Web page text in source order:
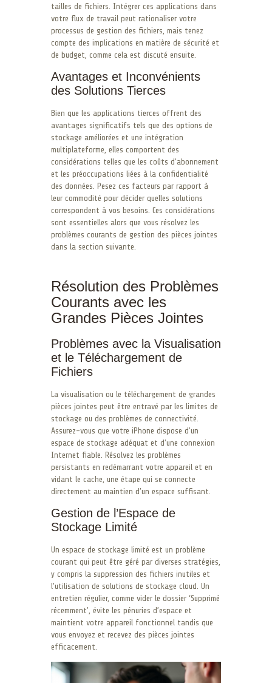
tailles de fichiers. Intégrer ces applications dans
votre flux de travail peut rationaliser votre
processus de gestion des fichiers, mais tenez
compte des implications en matière de sécurité et
de budget, comme cela est discuté ensuite.
Avantages et Inconvénients
des Solutions Tierces
Bien que les applications tierces offrent des
avantages significatifs tels que des options de
stockage améliorées et une intégration
multiplateforme, elles comportent des
considérations telles que les coûts d’abonnement
et les préoccupations liées à la confidentialité
des données. Pesez ces facteurs par rapport à
leur commodité pour décider quelles solutions
correspondent à vos besoins. Ces considérations
sont essentielles alors que vous résolvez les
problèmes courants de gestion des pièces jointes
dans la section suivante.
Résolution des Problèmes
Courants avec les
Grandes Pièces Jointes
Problèmes avec la Visualisation
et le Téléchargement de
Fichiers
La visualisation ou le téléchargement de grandes
pièces jointes peut être entravé par les limites de
stockage ou des problèmes de connectivité.
Assurez-vous que votre iPhone dispose d’un
espace de stockage adéquat et d’une connexion
Internet fiable. Résolvez les problèmes
persistants en redémarrant votre appareil et en
vidant le cache, une étape qui se connecte
directement au maintien d’un espace suffisant.
Gestion de l’Espace de
Stockage Limité
Un espace de stockage limité est un problème
courant qui peut être géré par diverses stratégies,
y compris la suppression des fichiers inutiles et
l’utilisation de solutions de stockage cloud. Un
entretien régulier, comme vider le dossier ‘Supprimé
récemment’, évite les pénuries d’espace et
maintient votre appareil fonctionnel tandis que
vous envoyez et recevez des pièces jointes
efficacement.